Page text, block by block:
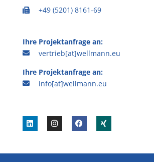
+49 (5201) 8161-69
Ihre Projektanfrage an:
vertrieb[at]wellmann.eu
Ihre Projektanfrage an:
info[at]wellmann.eu